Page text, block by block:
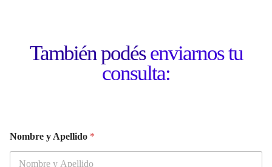
También podésenviarnos tu
consulta:
Nombre y Apellido *